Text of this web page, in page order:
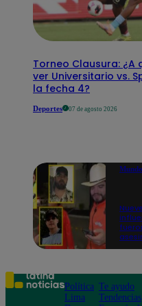
Torneo Clausura: ¿A
ver Universitario vs.
la fecha 4?
Deportes 07 de agosto 2026
Mundo
Nueve
el
Política
Lima
Te ayudo
Tendencias